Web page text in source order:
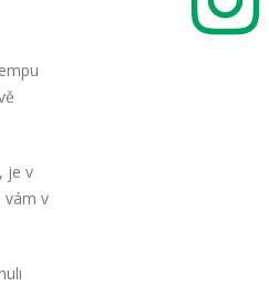
je v
vám v